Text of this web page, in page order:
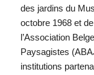
des jardins du
octobre 1968 et
l’Association
Paysagistes
institutions